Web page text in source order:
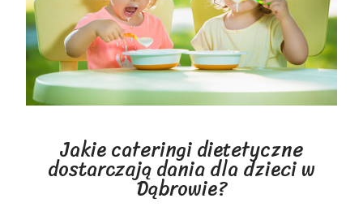
Jakie cateringi dietetyczne
dostarczają dania dla dzieci w
Dąbrowie?